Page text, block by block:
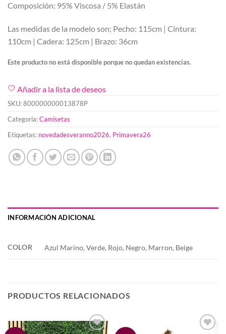
Composición: 95% Viscosa / 5% Elastán
Las medidas de la modelo son; Pecho: 115cm | Cintura:
110cm | Cadera: 125cm | Brazo: 36cm
Este producto no está disponible porque no quedan existencias.
Añadir a la lista de deseos
SKU:800000000013878P
Categoría:Camisetas
Etiquetas: novedadesveranno2026, Primavera26
INFORMACIÓN ADICIONAL
COLOR Azul Marino, Verde, Rojo, Negro, Marron, Beige
PRODUCTOS RELACIONADOS